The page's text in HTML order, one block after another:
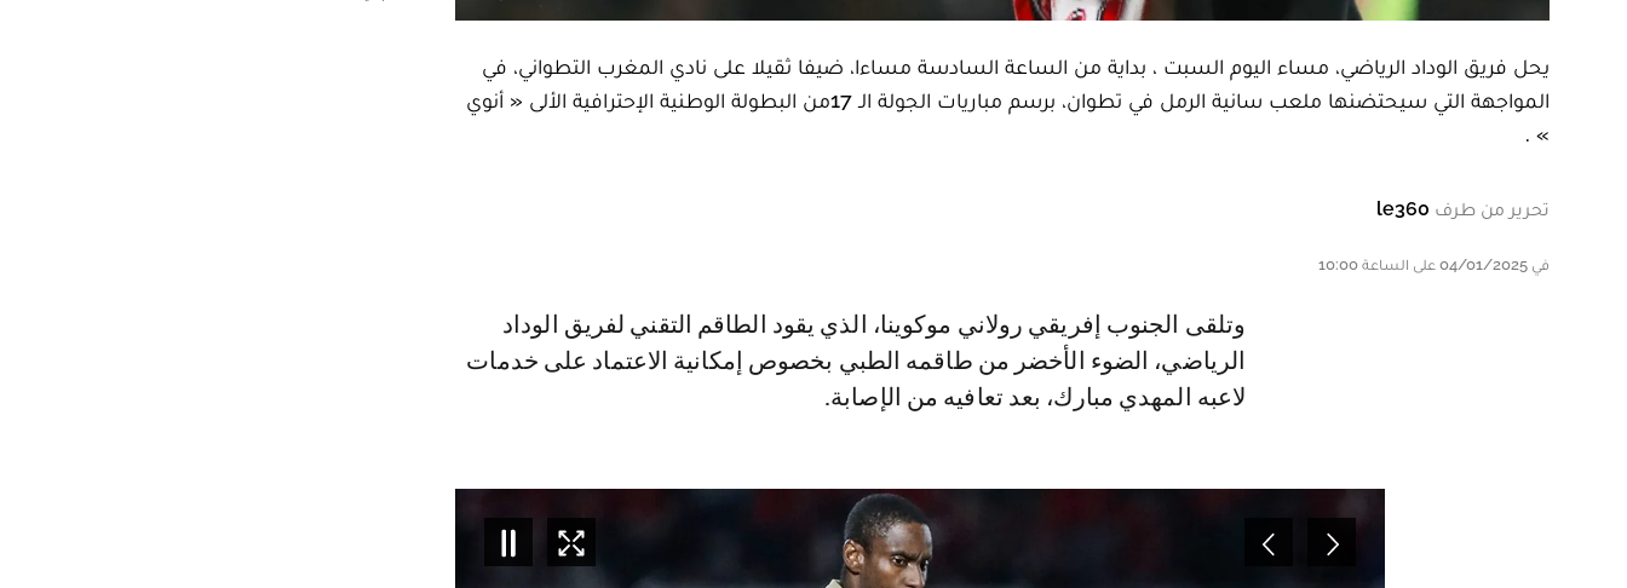
يحل فريق الوداد الرياضي، مساء اليوم السبت ، بداية من الساعة السادسة مساءا، ضيفا ثقيلا على نادي المغرب التطواني، في
المواجهة التي سيحتضنها ملعب سانية الرمل في تطوان، برسم مباريات الجولة الـ 17من البطولة الوطنية الإحترافية الألى « أنوي
» .
تحرير من طرف le360
في 04/01/2025 على الساعة 10:00
وتلقى الجنوب إفريقي رولاني موكوينا، الذي يقود الطاقم التقني لفريق الوداد
الرياضي، الضوء الأخضر من طاقمه الطبي بخصوص إمكانية الاعتماد على خدمات
لاعبه المهدي مبارك، بعد تعافيه من الإصابة.